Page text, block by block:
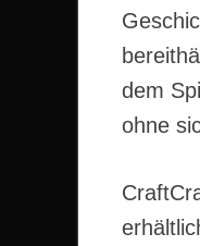
dem
ohne